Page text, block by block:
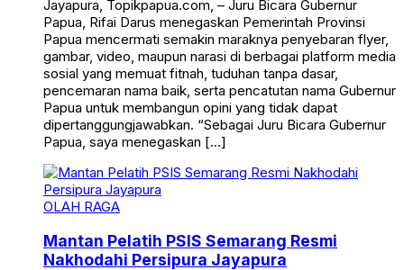
Jayapura, Topikpapua.com, – Juru Bicara Gubernur
Papua, Rifai Darus menegaskan Pemerintah Provinsi
Papua mencermati semakin maraknya penyebaran flyer,
gambar, video, maupun narasi di berbagai platform media
sosial yang memuat fitnah, tuduhan tanpa dasar,
pencemaran nama baik, serta pencatutan nama Gubernur
Papua untuk membangun opini yang tidak dapat
dipertanggungjawabkan. “Sebagai Juru Bicara Gubernur
Papua, saya menegaskan […]
OLAH RAGA
Mantan Pelatih PSIS Semarang Resmi
Nakhodahi Persipura Jayapura